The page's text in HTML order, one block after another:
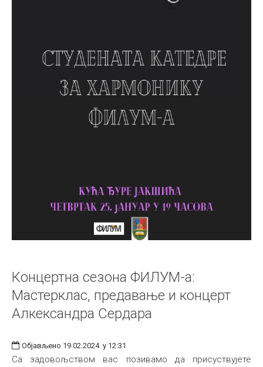
Концертна сезонa ФИЛУМ-а:
Мастерклас, предавање и концерт
Алкександра Сердара
Објављено 19.02.2024. у 12:31
Са задовољством вас позивамо да присуствујете